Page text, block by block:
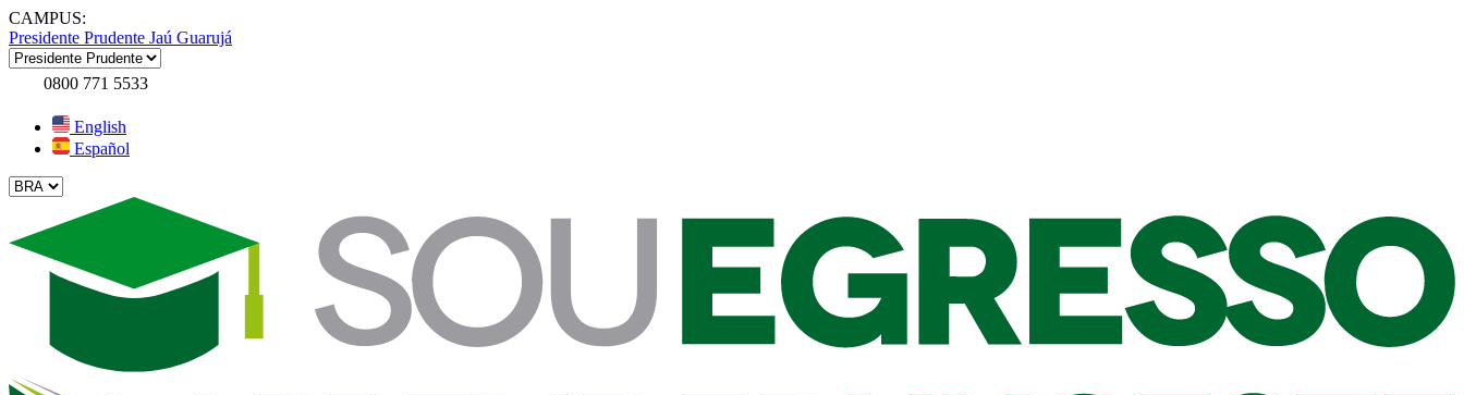
CAMPUS:
Presidente Prudente Jaú Guarujá
0800 771 5533
English
Español